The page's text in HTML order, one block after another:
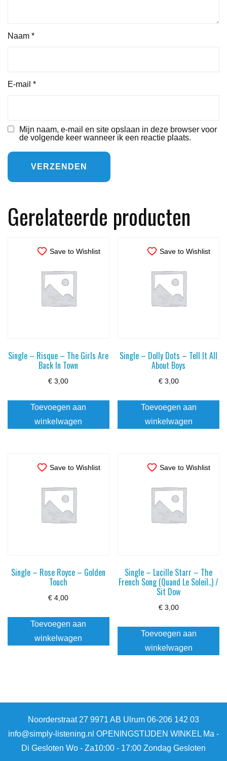
Naam *
E-mail *
Mijn naam, e-mail en site opslaan in deze browser voor
de volgende keer wanneer ik een reactie plaats.
Gerelateerde producten
Save to Wishlist
Single – Risque – The Girls Are
Back In Town
€ 3,00
Toevoegen aan
winkelwagen
Save to Wishlist
Single – Dolly Dots – Tell It All
About Boys
€3,00
Toevoegen aan
winkelwagen
Save to Wishlist
Single – Rose Royce – Golden
Touch
€ 4,00
Toevoegen aan
winkelwagen
Save to Wishlist
Single – Lucille Starr – The
French Song (Quand Le Soleil..) /
Sit Dow
€3,00
Toevoegen aan
winkelwagen
Noorderstraat 27 9971 AB Ulrum 06-206 142 03
info@simply-listening.nl OPENINGSTIJDEN WINKEL Ma -
Di Gesloten Wo - Za10:00 - 17:00 Zondag Gesloten